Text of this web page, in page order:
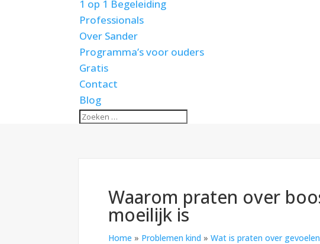
1 op 1 Begeleiding
Professionals
Over Sander
Programma’s voor ouders
Gratis
Contact
Blog
Waarom praten over
moeilijk is
Home » Problemen kind » Wat is praten over